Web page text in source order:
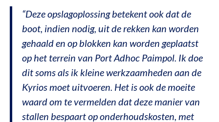
“Deze opslagoplossing betekent ook dat de
boot, indien nodig, uit de rekken kan worden
gehaald en op blokken kan worden geplaatst
op het terrein van Port Adhoc Paimpol. Ik doe
dit soms als ik kleine werkzaamheden aan de
Kyrios moet uitvoeren. Het is ook de moeite
waard om te vermelden dat deze manier van
stallen bespaart op onderhoudskosten, met